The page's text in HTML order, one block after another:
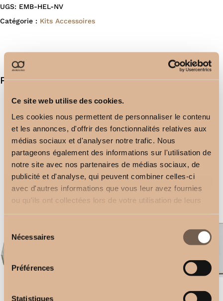
Ce site web utilise des cookies.
Les cookies nous permettent de personnaliser le contenu
et les annonces, d'offrir des fonctionnalités relatives aux
médias sociaux et d'analyser notre trafic. Nous
partageons également des informations sur l'utilisation de
notre site avec nos partenaires de médias sociaux, de
publicité et d'analyse, qui peuvent combiner celles-ci
avec d'autres informations que vous leur avez fournies
ou qu'ils ont collectées lors de votre utilisation de leurs
consentement
Nécessaires
Préférences
Statistiques
UGS: EMB-HEL-NV
Catégorie : Kits Accessoires
Produits similaires
Ceiling Brackets
2,50€
Support Plafond
2,50€